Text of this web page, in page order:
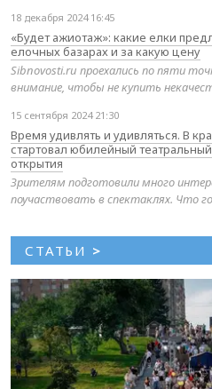
18 декабря 2024 16:45
«Будет ажиотаж»: какие елки
елочных базарах и за какую цену
Sibnovosti.ru проехались по пяти
внимание, чтобы не купить
15 сентября 2024 21:30
Время удивлять и удивляться. В
стартовал юбилейный
открытия
Зрителям подготовили много
поучаствовать в спектаклях. Что
СТАТЬИ >